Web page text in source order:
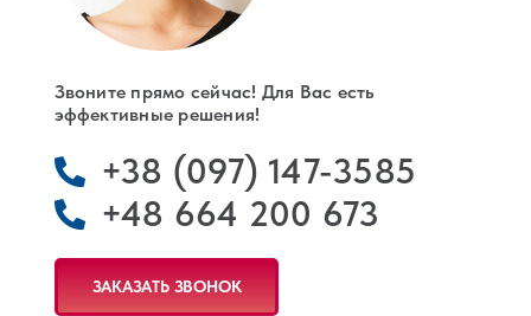
Звоните прямо сейчас! Для Вас есть
эффективные решения!
+38 (097) 147-3585
+48 664 200 673
ЗАКАЗАТЬ ЗВОНОК